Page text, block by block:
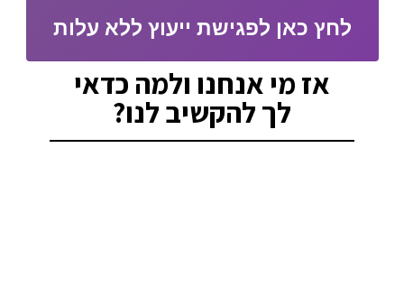
לחץ כאן לפגישת ייעוץ ללא עלות
אז מי אנחנו ולמה כדאי
לך להקשיב לנו?